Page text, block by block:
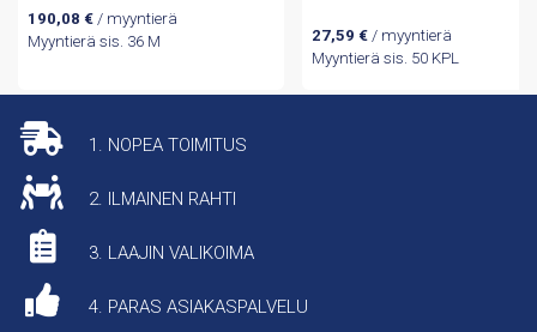
190,08 €/ myyntierä
Myyntierä sis. 36 M
27,59 € / myyntierä
Myyntierä sis. 50 KPL
1. NOPEA TOIMITUS
2. ILMAINEN RAHTI
3. LAAJIN VALIKOIMA
4. PARAS ASIAKASPALVELU